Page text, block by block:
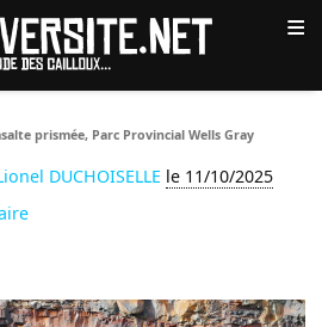
≡
prismée, Parc Provincial Wells Gray
DUCHOISELLE le 11/10/2025